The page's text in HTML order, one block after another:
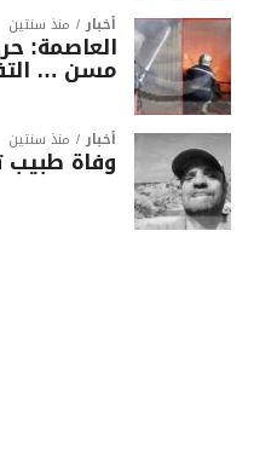
أخبار منذ سنتين
العاصمة:
مسن …
أخبار منذ سنتين
وفاة